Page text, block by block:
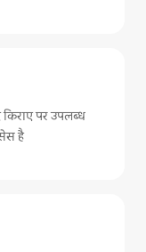
किराए पर उपलब्ध
है